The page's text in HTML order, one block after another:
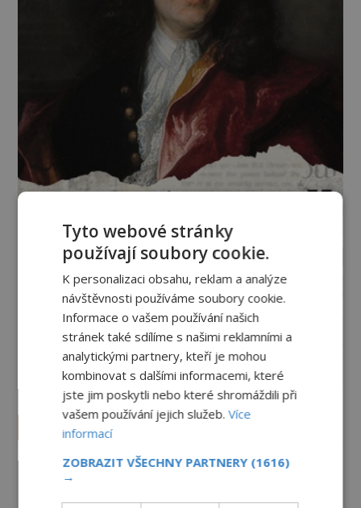
Vesmír a technologie
Co zachycují tajemné snímky
PREMIUM 7.8.2026 2.0TIS
Tyto webové stránky
používají soubory cookie.
K personalizaci obsahu, reklam a analýze
návštěvnosti používáme soubory cookie.
Informace o vašem používání našich
stránek také sdílíme s našimi reklamními a
analytickými partnery, kteří je mohou
kombinovat s dalšími informacemi, které
jste jim poskytli nebo které shromáždili při
vašem používání jejich služeb.Více
informací
ZOBRAZIT VŠECHNY PARTNERY (1616)
→